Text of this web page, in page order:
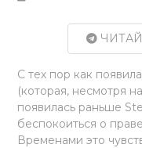
С тех пор как
(которая, несмотря
появилась раньше
беспокоиться о
Временами это